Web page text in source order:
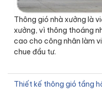
Thông gió nhà xưởng là
xưởng, vì thông thoáng
cao cho công nhân làm
chue đầu tư.
Thiết kế thông gió tầng